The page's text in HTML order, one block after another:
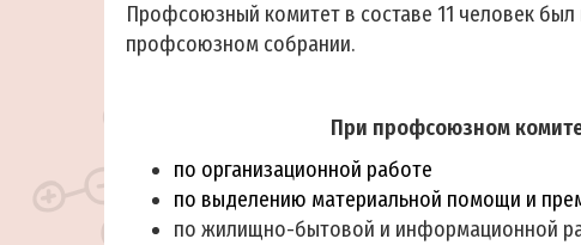
Профсоюзный комитет в составе 11 человек
профсоюзном собрании.
При профсоюзном
по организационной работе
по выделению материальной помощи и
по жилищно-бытовой и информационной